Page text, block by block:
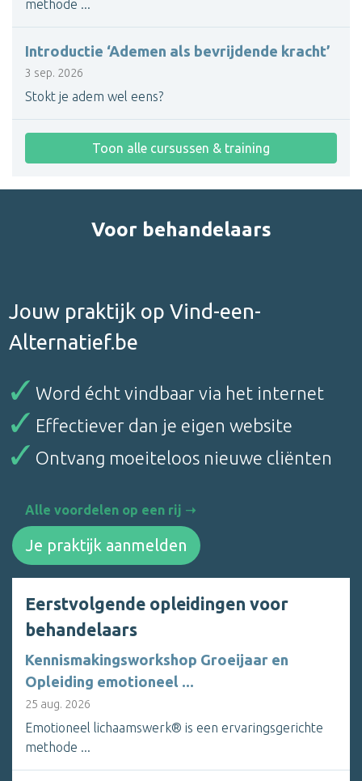
methode ...
Introductie ‘Ademen als bevrijdende kracht’
3 sep. 2026
Stokt je adem wel eens?
Toon alle cursussen & training
Voor behandelaars
Jouw praktijk op Vind-een-
Alternatief.be
Word écht vindbaar via het internet
Effectiever dan je eigen website
Ontvang moeiteloos nieuwe cliënten
Alle voordelen op een rij
Je praktijk aanmelden
Eerstvolgende opleidingen voor
behandelaars
Kennismakingsworkshop Groeijaar en
Opleiding emotioneel ...
25 aug. 2026
Emotioneel lichaamswerk® is een ervaringsgerichte
methode ...